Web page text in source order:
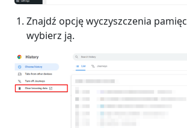
Znajdź opcję wyczyszczenia
wybierz ją.